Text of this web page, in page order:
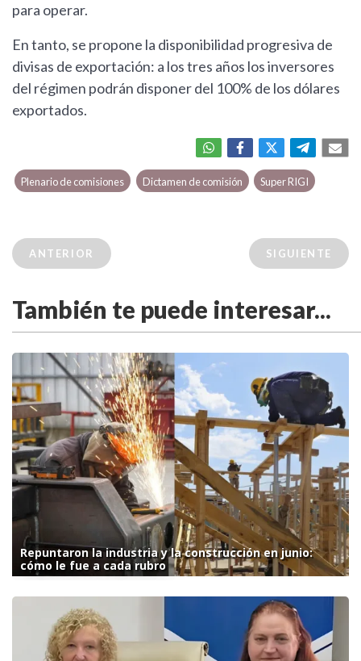
para operar.
En tanto, se propone la disponibilidad progresiva de
divisas de exportación: a los tres años los inversores
del régimen podrán disponer del 100% de los dólares
exportados.
Plenario de comisiones Dictamen de comisión Super RIGI
ANTERIOR SIGUIENTE
También te puede interesar...
Repuntaron la industria y la construcción en junio:
cómo le fue a cada rubro